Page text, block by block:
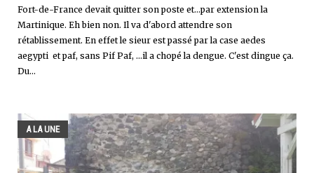
Fort-de-France devait quitter son poste et...par extension la
Martinique. Eh bien non. Il va d'abord attendre son
rétablissement. En effet le sieur est passé par la case aedes
aegypti et paf, sans Pif Paf, ...il a chopé la dengue. C'est dingue ça.
Du...
A LA UNE